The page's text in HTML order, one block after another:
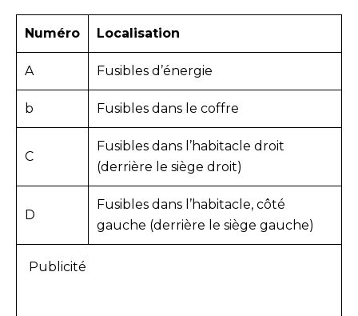
Numéro Localisation
A Fusibles d’énergie
b Fusibles dans le coffre
C
Fusibles dans l’habitacle droit
(derrière le siège droit)
D
Fusibles dans l’habitacle, côté
gauche (derrière le siège gauche)
Publicité